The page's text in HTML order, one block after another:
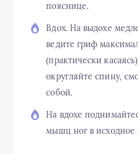
пояснице.
Вдох. На выдохе
ведите гриф
(практически
округляйте спину,
собой.
На вдохе
мышц ног в